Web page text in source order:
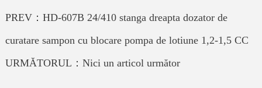
PREV：HD-607B 24/410 stanga dreapta dozator de
curatare sampon cu blocare pompa de lotiune 1,2-1,5 CC
URMĂTORUL：Nici un articol următor